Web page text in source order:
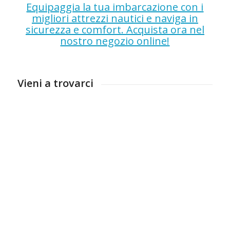
Equipaggia la tua imbarcazione con i
migliori attrezzi nautici e naviga in
sicurezza e comfort. Acquista ora nel
nostro negozio online!
Vieni a trovarci